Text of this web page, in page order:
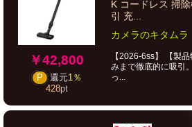
￥42,800
P 還元1％
428pt
K コードレス 掃
引 充...
カメラのキタムラ
【2026-6ss】 【製
みまで徹底的に吸引
っ...